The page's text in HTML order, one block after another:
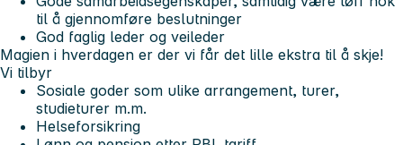
til å gjennomføre beslutninger
God faglig leder og veileder
Magien i hverdagen er der vi får det lille ekstra til å skje!
Vi tilbyr
Sosiale goder som ulike arrangement, turer,
studieturer m.m.
Helseforsikring